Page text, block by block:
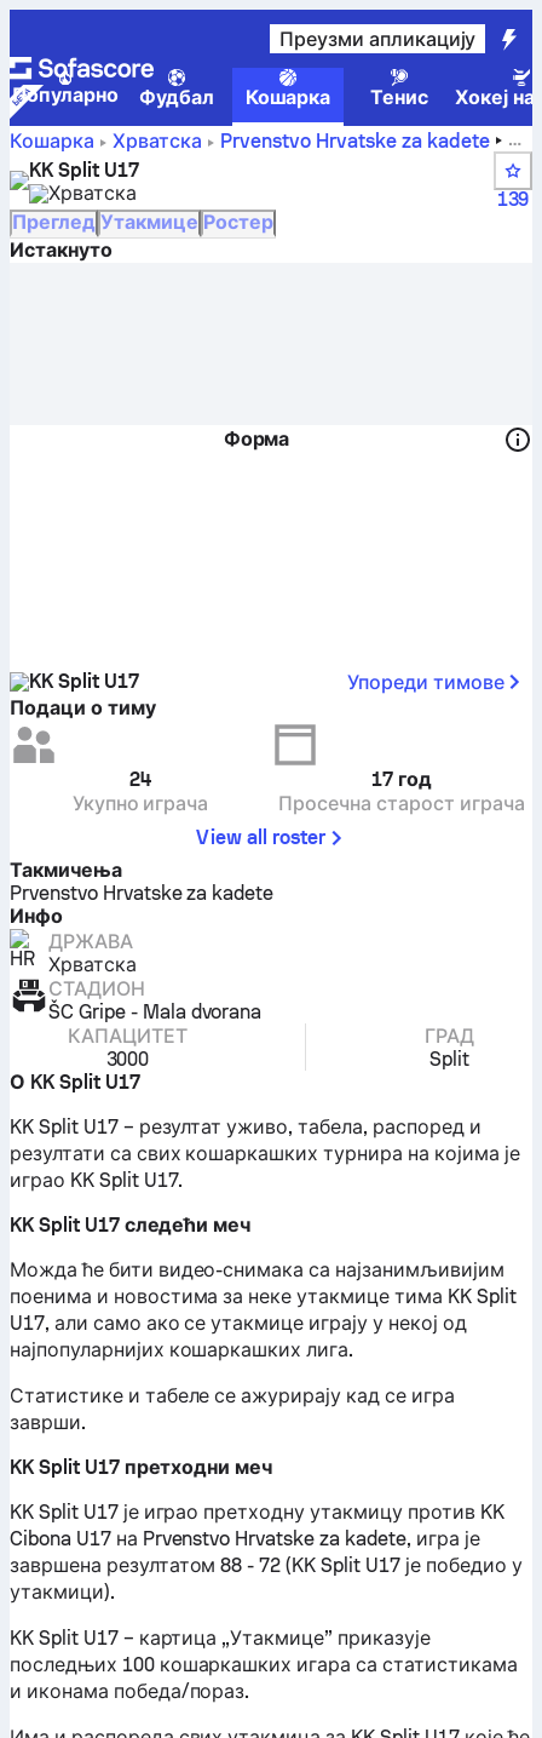
Преузми апликацију
Популарно Фудбал Кошарка Тенис
Хокеј
Кошарка
Хрватска Prvenstvo Hrvatske za kadete
KK
Split U17 – резултати, табела, распоред и играчи
KK Split U17
Хрватска
139
Преглед Утакмице Ростер
Истакнуто
Форма
KK Split U17
Упореди тимове
Подаци о тиму
24
Укупно играча
17 год
Просечна старост играча
View all roster
Такмичења
Prvenstvo Hrvatske za kadete
Инфо
ДРЖАВА
Хрватска
СТАДИОН
ŠC Gripe - Mala dvorana
КАПАЦИТЕТ
3000
ГРАД
Split
О KK Split U17
KK Split U17 – резултат уживо, табела, распоред и
резултати са свих кошаркашких турнира на којима је
играо KK Split U17.
KK Split U17 следећи меч
Можда ће бити видео-снимака са најзанимљивијим
поенима и новостима за неке утакмице тима KK Split
U17, али само ако се утакмице играју у некој од
најпопуларнијих кошаркашких лига.
Статистике и табеле се ажурирају кад се игра
заврши.
KK Split U17 претходни меч
KK Split U17 је играо претходну утакмицу против KK
Cibona U17 на Prvenstvo Hrvatske za kadete, игра је
завршена резултатом 88 - 72 (KK Split U17 је победио у
утакмици).
KK Split U17 – картица „Утакмице” приказује
последњих 100 кошаркашких игара са статистикама
и иконама победа/пораз.